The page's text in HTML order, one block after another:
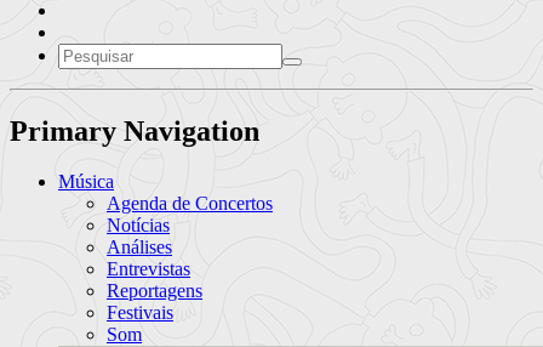
Primary Navigation
Música
Agenda de Concertos
Notícias
Análises
Entrevistas
Reportagens
Festivais
Som